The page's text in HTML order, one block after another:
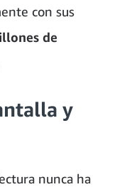
con sus
de
y
nunca ha